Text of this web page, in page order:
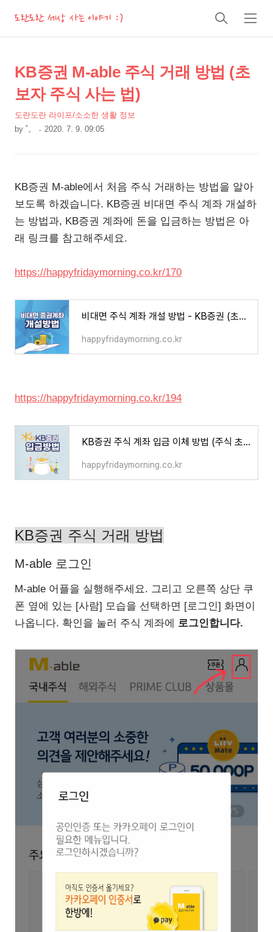
도란도란 세상 사는 이야기 :)
검
메
상
세
컨
텐
츠
본
제
목
KB증권 M-able 주식 거래 방법 (초
보자 주식 사는 법)
도란도란 라이프/소소한 생활 정보
by ˚。 2020. 7. 9. 09:05
KB증권 M-able에서 처음 주식 거래하는 방법을 알아
보도록 하겠습니다. KB증권 비대면 주식 계좌 개설하
는 방법과, KB증권 계좌에 돈을 입금하는 방법은 아
래 링크를 참고해주세요.
https://happyfridaymorning.co.kr/170
비대면 주식 계좌 개설 방법 - KB증권 (초보자도 핸드폰과 신분증만 있으면 OK)
happyfridaymorning.co.kr
https://happyfridaymorning.co.kr/194
KB증권 주식 계좌 입금 이체 방법 (주식 초보자)
happyfridaymorning.co.kr
KB증권 주식 거래 방법
M-able 로그인
M-able 어플을 실행해주세요. 그리고 오른쪽 상단 쿠
폰 옆에 있는 [사람] 모습을 선택하면 [로그인] 화면이
나옵니다. 확인을 눌러 주식 계좌에 로그인합니다.